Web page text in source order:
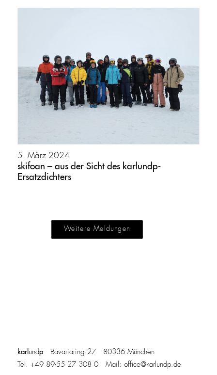
5. März 2024
skifoan – aus der Sicht des karlundp-
Ersatzdichters
Weitere Meldungen
karl undp Bavariaring 27 80336 München
Tel. +49 89-55 27 308 0 Mail: office@karlundp.de